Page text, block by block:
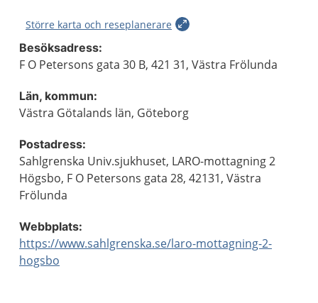
Större karta och reseplanerare
Besöksadress:
F O Petersons gata 30 B, 421 31, Västra Frölunda
Län, kommun:
Västra Götalands län, Göteborg
Postadress:
Sahlgrenska Univ.sjukhuset, LARO-mottagning 2
Högsbo, F O Petersons gata 28, 42131, Västra
Frölunda
Webbplats:
https://www.sahlgrenska.se/laro-mottagning-2-
hogsbo